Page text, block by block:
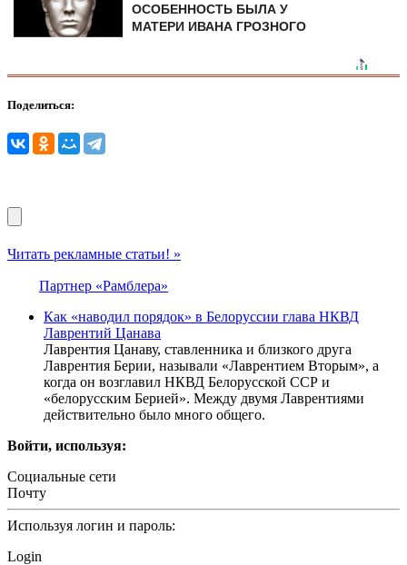
ОСОБЕННОСТЬ БЫЛА У
МАТЕРИ ИВАНА ГРОЗНОГО
Поделиться:
Читать рекламные статьи! »
Партнер «Рамблера»
Как «наводил порядок» в Белоруссии глава НКВД
Лаврентий Цанава
Лаврентия Цанаву, ставленника и близкого друга
Лаврентия Берии, называли «Лаврентием Вторым», а
когда он возглавил НКВД Белорусской ССР и
«белорусским Берией». Между двумя Лаврентиями
действительно было много общего.
Войти, используя:
Социальные сети
Почту
Используя логин и пароль:
Login